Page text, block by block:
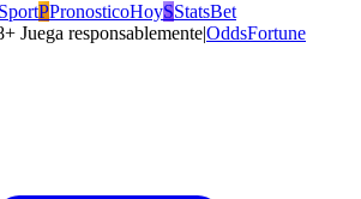
PPronosticoHoySStatsBet
Juega responsablemente|OddsFortune